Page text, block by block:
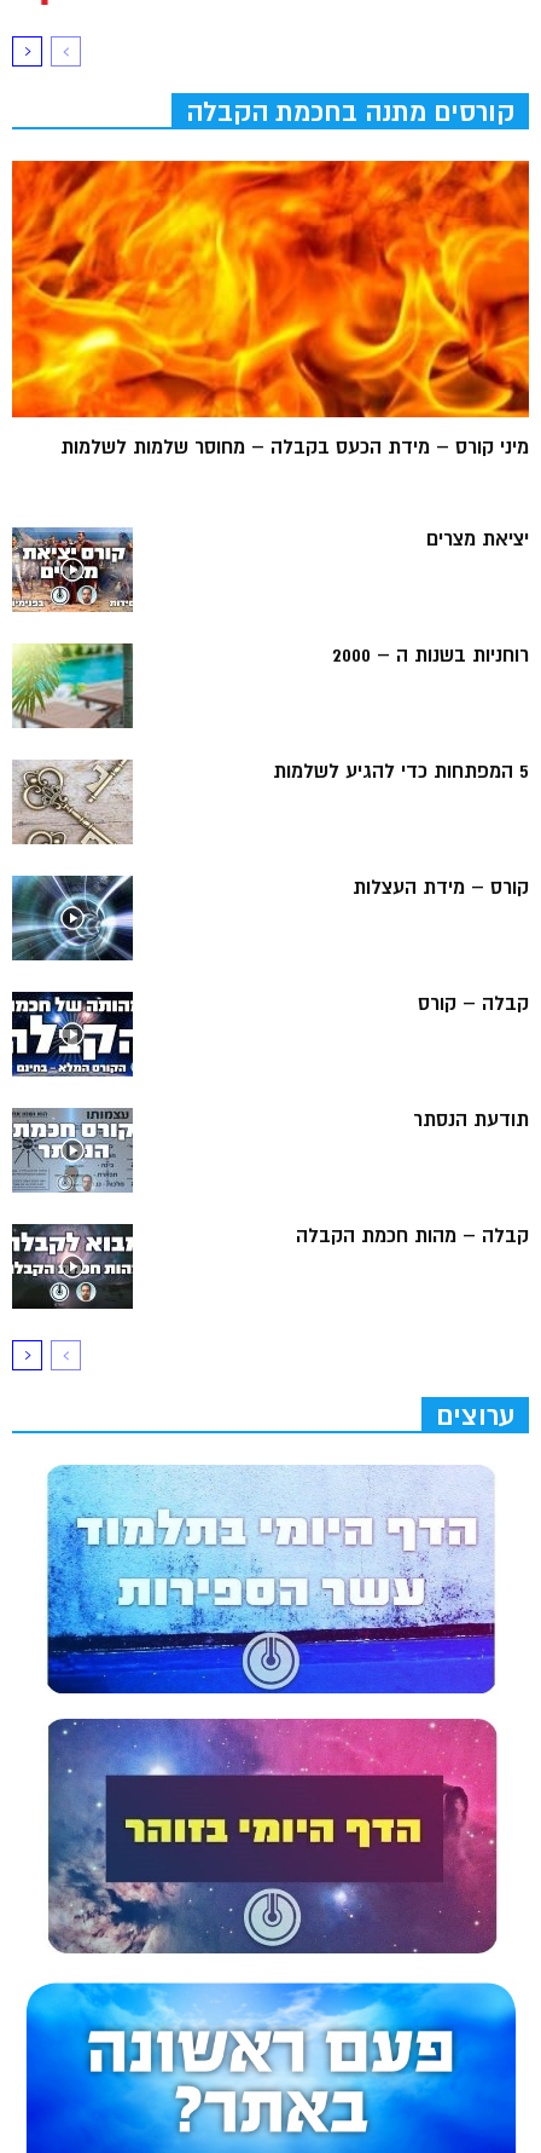
קורסים מתנה בחכמת הקבלה
מיני קורס – מידת הכעס בקבלה – מחוסר שלמות לשלמות
יציאת מצרים
רוחניות בשנות ה – 2000
5 המפתחות כדי להגיע לשלמות
קורס – מידת העצלות
קבלה – קורס
תודעת הנסתר
קבלה – מהות חכמת הקבלה
ערוצים